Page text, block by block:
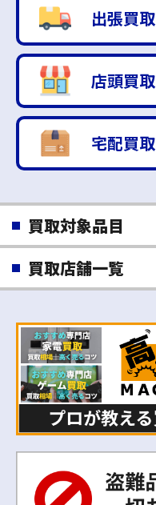
出張買取
店頭買取
宅配買取
買取対象品目
買取店舗一覧